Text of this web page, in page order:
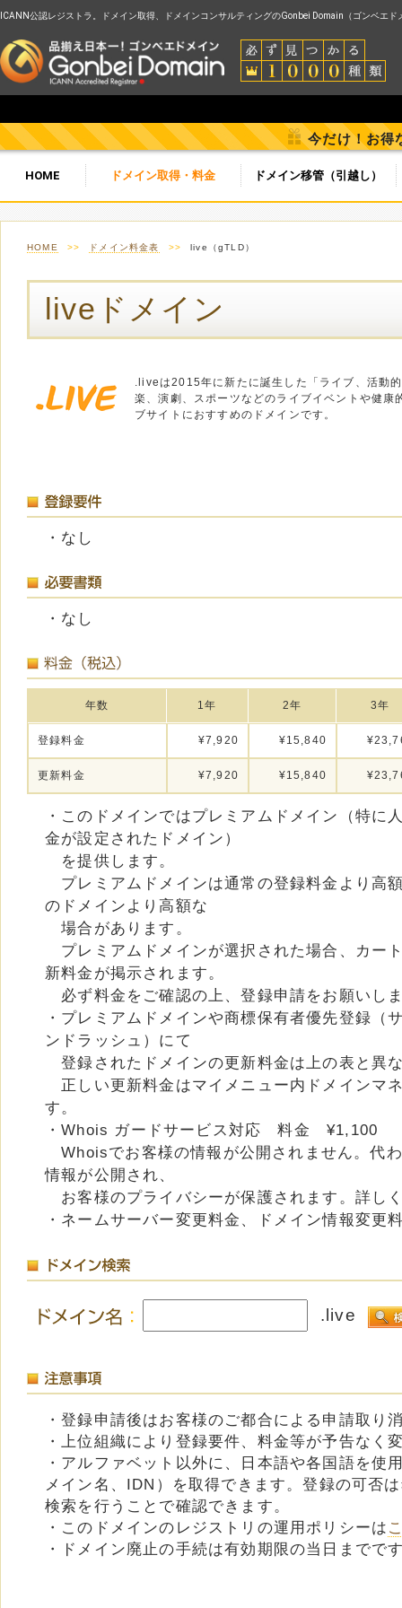
ICANN公認レジストラ。ドメイン取得、ドメインコンサルティングのGonbei Domain（ゴンベエド
今だけ！お得
HOME ドメイン取得・料金 ドメイン移管（引越し）
HOME >> ドメイン料金表 >> live（gTLD）
liveドメイン
.liveは2015年に新たに誕生した「ライブ、活動
楽、演劇、スポーツなどのライブイベントや健康
ブサイトにおすすめのドメインです。
・なし
・なし
年数 1年 2年 3年
登録料金 ¥7,920 ¥15,840
更新料金 ¥7,920 ¥15,840
・このドメインではプレミアムドメイン（特に
金が設定されたドメイン）
を提供します。
プレミアムドメインは通常の登録料金より高
のドメインより高額な
場合があります。
プレミアムドメインが選択された場合、カー
新料金が掲示されます。
必ず料金をご確認の上、登録申請をお願いし
・プレミアムドメインや商標保有者優先登録（
ンドラッシュ）にて
登録されたドメインの更新料金は上の表と異
正しい更新料金はマイメニュー内ドメインマ
す。
・Whois ガードサービス対応 料金 ¥1,100
Whoisでお客様の情報が公開されません。代
情報が公開され、
お客様のプライバシーが保護されます。詳し
・ネームサーバー変更料金、ドメイン情報変更
.live
・登録申請後はお客様のご都合による申請取り
・上位組織により登録要件、料金等が予告なく
・アルファベット以外に、日本語や各国語を使
メイン名、IDN）を取得できます。登録の可否
検索を行うことで確認できます。
・このドメインのレジストリの運用ポリシーは
・ドメイン廃止の手続は有効期限の当日までで